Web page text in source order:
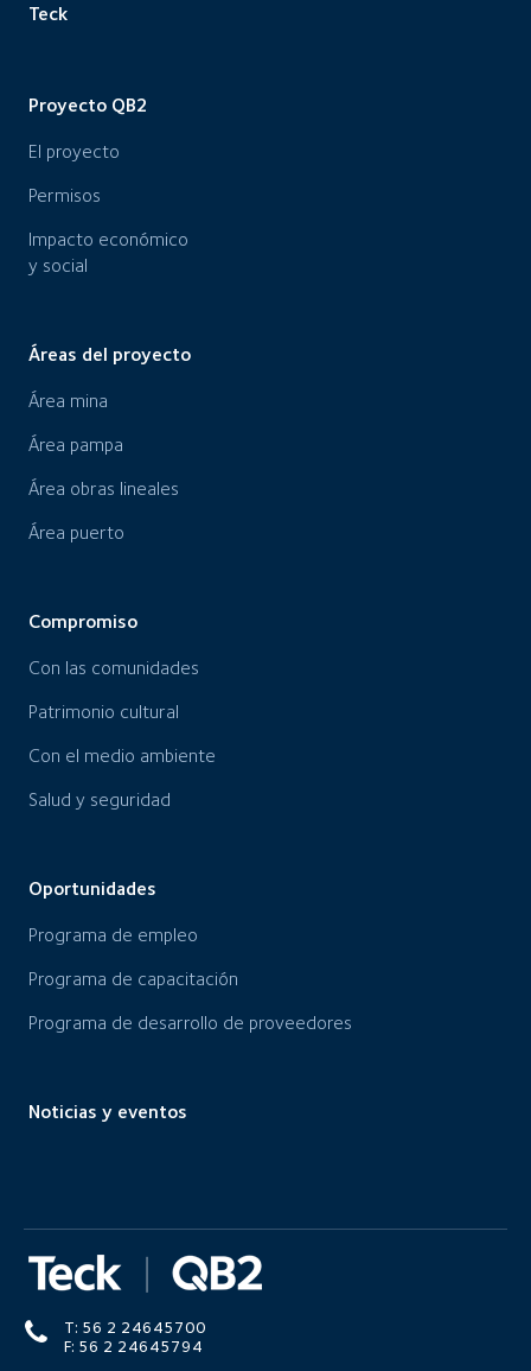
Teck
Proyecto QB2
El proyecto
Permisos
Impacto económico
y social
Áreas del proyecto
Área mina
Área pampa
Área obras lineales
Área puerto
Compromiso
Con las comunidades
Patrimonio cultural
Con el medio ambiente
Salud y seguridad
Oportunidades
Programa de empleo
Programa de capacitación
Programa de desarrollo de proveedores
Noticias y eventos
T: 56 2 24645700
F: 56 2 24645794